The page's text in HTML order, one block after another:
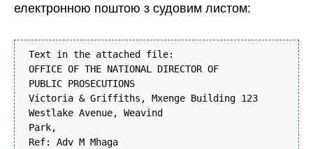
електронною поштою з судовим листом:
Text in the attached file:
OFFICE OF THE NATIONAL DIRECTOR OF
PUBLIC PROSECUTIONS
Victoria & Griffiths, Mxenge Building 123
Westlake Avenue, Weavind
Park,
Ref: Adv M Mhaga